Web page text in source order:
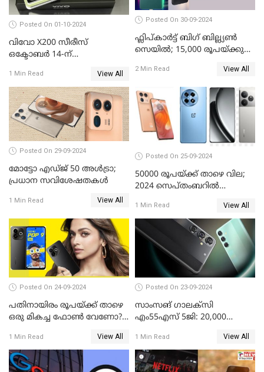
Posted On 01-10-2024
വിവോ X200 സീരീസ്
ഒക്ടോബർ 14-ന്
വിവരങ്ങൾ പുറത്ത്
1 Min Read View All
Posted On 30-09-2024
ഫ്ലിപ്കാർട്ട് ബിഗ് ബില്ല്യൺ
സെയിൽ; 15,000 രൂപയ്ക്കു
സ്മാർട്ട്ഫോണുകൾ
2 Min Read View All
Posted On 29-09-2024
മോട്ടോ എഡ്ജ് 50 അൾട്രാ;
പ്രധാന സവിശേഷതകൾ
1 Min Read View All
Posted On 25-09-2024
50000 രൂപയ്ക്ക് താഴെ വില;
2024 സെപ്തംബറിൽ
മൊബൈൽ ഫോണുകൾ
1 Min Read View All
Posted On 24-09-2024
പതിനായിരം രൂപയ്ക്ക് താഴെ
ഒരു മികച്ച ഫോൺ വേണോ?
അവതരിപ്പിച്ചു
1 Min Read View All
Posted On 23-09-2024
സാംസങ് ഗാലക്സി
എം55എസ് 5ജി: 20,000
മികച്ച സ്മാർട്ട്ഫോൺ
1 Min Read View All